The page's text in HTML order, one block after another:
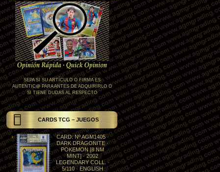
SEPA SI SU ARTÍCULO O FIRMA ES
AUTENTIC@ PARA ANTES DE ADQUIRIRLO O
SI TIENE DUDAS AL RESPECTO
CARDS TCG – JUEGOS
CARD: Nº AGM1405 ·
DARK DRAGONITE ·
POKEMON [8 NM
MINT] · 2002
LEGENDARY COLL. ·
5/110 · ENGLISH